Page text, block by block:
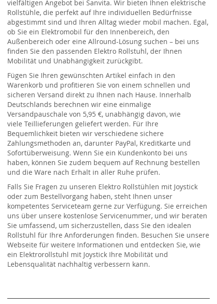
vielfältigen Angebot bei Sanvita. Wir bieten Ihnen e lektrische
Rollstühle, die perfekt auf Ihre individuellen Bedürfnisse
abgestimmt sind und Ihren Alltag wieder mobil machen. Egal,
ob Sie ein Elektromobil für den Innenbereich, den
Außenbereich oder eine Allround-Lösung suchen – bei uns
finden Sie den passenden Elektro Rollstuhl, der Ihnen
Mobilität und Unabhängigkeit zurückgibt.
Fügen Sie Ihren gewünschten Artikel einfach in den
Warenkorb und profitieren Sie von einem schnellen und
sicheren Versand direkt zu Ihnen nach Hause. Innerhalb
Deutschlands berechnen wir eine einmalige
Versandpauschale von 5,95 €, unabhängig davon, wie
viele Teillieferungen geliefert werden. Für Ihre
Bequemlichkeit bieten wir verschiedene sichere
Zahlungsmethoden an, darunter PayPal, Kreditkarte und
Sofortüberweisung. Wenn Sie ein Kundenkonto bei uns
haben, können Sie zudem bequem auf Rechnung bestellen
und die Ware nach Erhalt in aller Ruhe prüfen.
Falls Sie Fragen zu unseren Elektro Rollstühlen mit Joystick
oder zum Bestellvorgang haben, steht Ihnen unser
kompetentes Serviceteam gerne zur Verfügung. Sie erreichen
uns über unsere kostenlose Servicenummer, und wir beraten
Sie umfassend, um sicherzustellen, dass Sie den idealen
Rollstuhl für Ihre Anforderungen finden. Besuchen Sie unsere
Webseite für weitere Informationen und entdecken Sie, wie
ein Elektrorollstuhl mit Joystick Ihre Mobilität und
Lebensqualität nachhaltig verbessern kann.